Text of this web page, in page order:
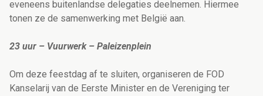
eveneens buitenlandse delegaties deelnemen. Hiermee
tonen ze de samenwerking met België aan.
23 uur – Vuurwerk – Paleizenplein
Om deze feestdag af te sluiten, organiseren de FOD
Kanselarij van de Eerste Minister en de Vereniging ter